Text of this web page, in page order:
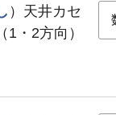
）天井カセ
1・2方向）